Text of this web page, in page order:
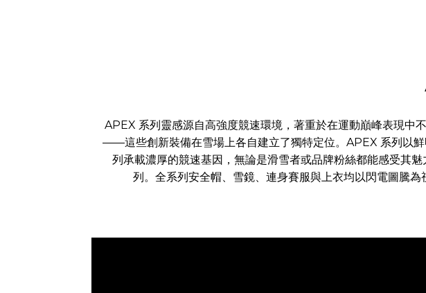
APEX 系列靈感源自高強度競速環境，著重於在運動巔峰表現
——這些創新裝備在雪場上各自建立了獨特定位。APEX 系列以
列承載濃厚的競速基因，無論是滑雪者或品牌粉絲都能感受其
列。全系列安全帽、雪鏡、連身賽服與上衣均以閃電圖騰